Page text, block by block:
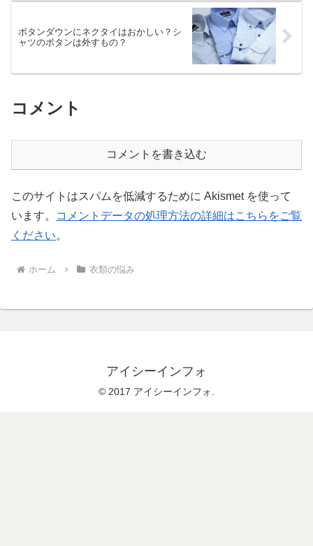
ボタンダウンにネクタイはおかしい？シ
ャツのボタンは外すもの？
コメント
コメントを書き込む
このサイトはスパムを低減するために Akismet を使って
います。
コメントデータの処理方法の詳細はこちらをご覧
ください。
ホーム 衣類の悩み
アイシーインフォ
© 2017 アイシーインフォ.